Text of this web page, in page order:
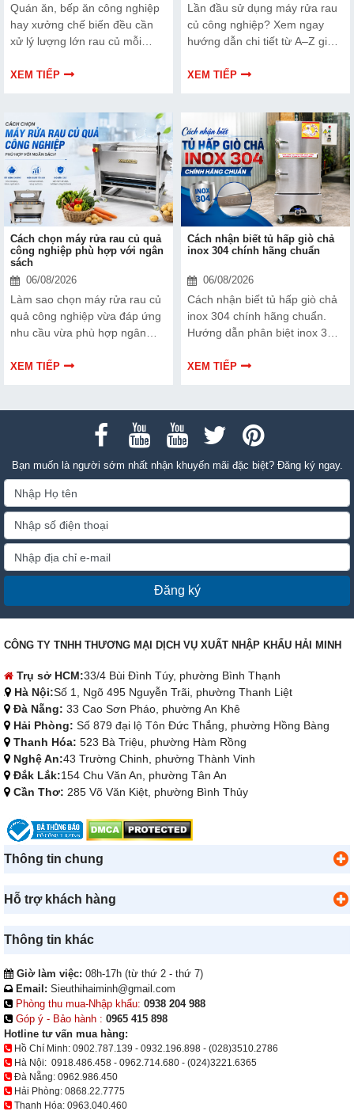
Quán ăn, bếp ăn công nghiệp
hay xưởng chế biến đều cần
xử lý lượng lớn rau củ mỗi
nào cũng phù hợp với cùng
gặp tình trạng năng suất thấp,
hao hụt nguyên liệu và lãng
phí chi phí đầu tư.
XEM TIẾP
Lần đầu sử dụng máy rửa rau
củ công nghiệp? Xem ngay
hướng dẫn chi tiết từ A–Z giúp
hiệu quả làm sạch, tiết kiệm
XEM TIẾP
Cách chọn máy rửa rau củ quả
công nghiệp phù hợp với ngân
sách
06/08/2026
Làm sao chọn máy rửa rau củ
quả công nghiệp vừa đáp ứng
nhu cầu vừa phù hợp ngân
quan trọng, phân khúc giá và
XEM TIẾP
Cách nhận biết tủ hấp giò chả
inox 304 chính hãng chuẩn
06/08/2026
Cách nhận biết tủ hấp giò chả
inox 304 chính hãng chuẩn.
Hướng dẫn phân biệt inox 304
liệu, mối hàn và lựa chọn tủ
XEM TIẾP
Bạn muốn là người sớm nhất nhận khuyến mãi đặc biệt? Đăng ký ngay.
Đăng ký
CÔNG TY TNHH THƯƠNG MẠI DỊCH VỤ XUẤT NHẬP KHẨU HẢI MINH
Trụ sở HCM:33/4 Bùi Đình Túy, phường Bình Thạnh
Hà Nội:Số 1, Ngõ 495 Nguyễn Trãi, phường Thanh Liệt
Đà Nẵng: 33 Cao Sơn Pháo, phường An Khê
Hải Phòng: Số 879 đại lộ Tôn Đức Thắng, phường Hồng Bàng
Thanh Hóa: 523 Bà Triệu, phường Hàm Rồng
Nghệ An:43 Trường Chinh, phường Thành Vinh
Đắk Lắk:154 Chu Văn An, phường Tân An
Cần Thơ: 285 Võ Văn Kiệt, phường Bình Thủy
Thông tin chung
Hỗ trợ khách hàng
Thông tin khác
Giờ làm việc: 08h-17h (từ thứ 2 - thứ 7)
Email: Sieuthihaiminh@gmail.com
Phòng thu mua-Nhập khẩu: 0938 204 988
Góp ý - Bảo hành : 0965 415 898
Hotline tư vấn mua hàng:
Hồ Chí Minh: 0902.787.139 - 0932.196.898 - (028)3510.2786
Hà Nội: 0918.486.458 - 0962.714.680 - (024)3221.6365
Đà Nẵng: 0962.986.450
Hải Phòng: 0868.22.7775
Thanh Hóa: 0963.040.460